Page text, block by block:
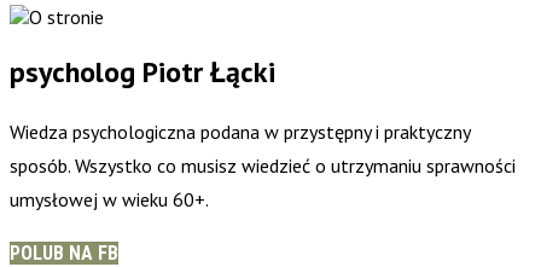
psycholog Piotr Łącki
Wiedza psychologiczna podana w przystępny i praktyczny
sposób. Wszystko co musisz wiedzieć o utrzymaniu sprawności
umysłowej w wieku 60+.
POLUB NA FB